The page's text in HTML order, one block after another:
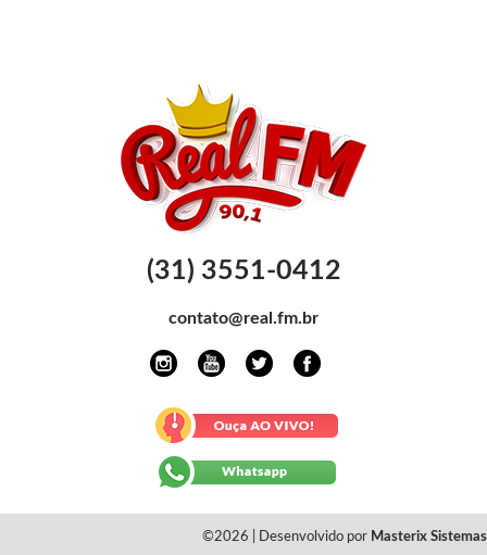
(31) 3551-0412
contato@real.fm.br
©2026 | Desenvolvido por Masterix Sistemas